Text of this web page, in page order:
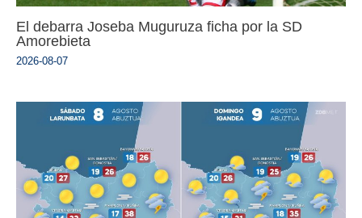
El debarra Joseba Muguruza ficha por la SD
Amorebieta
2026-08-07